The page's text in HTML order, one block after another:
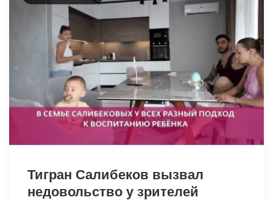
Тигран Салибеков вызвал
недовольство у зрителей